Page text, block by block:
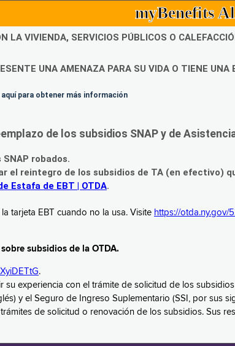
myBenefits
LA VIVIENDA, SERVICIOS PÚBLICOS O
UNA AMENAZA PARA SU VIDA O TIENE
para obtener más información
de los subsidios SNAP y de
robados.
el reintegro de los subsidios de TA (en efectivo)
Estafa de EBT | OTDA.
tarjeta EBT cuando no la usa. Visite https://otda.ny.gov/
subsidios de la OTDA.
.
su experiencia con el trámite de solicitud de los
y el Seguro de Ingreso Suplementario (SSI, por sus
de solicitud o renovación de los subsidios. Sus